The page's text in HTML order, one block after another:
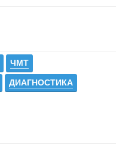
ЧМТ
ДИАГНОСТИКА